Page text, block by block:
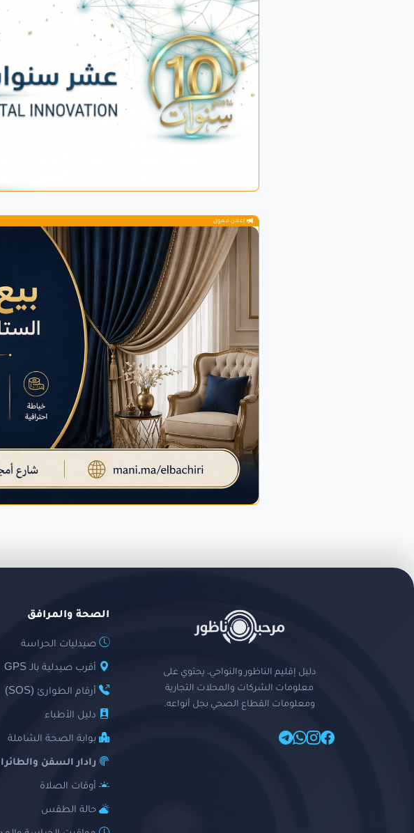
إعلان ممول
دليل إقليم الناظور والنواحي، يحتوي على
معلومات الشركات والمحلات التجارية
ومعلومات القطاع الصحي بجل أنواعه.
الصحة والمرافق
صيدليات الحراسة
أقرب صيدلية بالـ GPS
أرقام الطوارئ (SOS)
دليل الأطباء
بوابة الصحة الشاملة
رادار السفن
أوقات الصلاة
حالة الطقس